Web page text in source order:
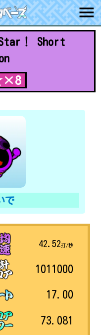
！ Short
で
42.52打/秒
1011000
17.00
73.081